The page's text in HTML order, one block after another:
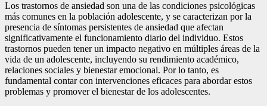
Los trastornos de ansiedad son una de las condiciones psicológicas
más comunes en la población adolescente, y se caracterizan por la
presencia de síntomas persistentes de ansiedad que afectan
significativamente el funcionamiento diario del individuo. Estos
trastornos pueden tener un impacto negativo en múltiples áreas de la
vida de un adolescente, incluyendo su rendimiento académico,
relaciones sociales y bienestar emocional. Por lo tanto, es
fundamental contar con intervenciones eficaces para abordar estos
problemas y promover el bienestar de los adolescentes.